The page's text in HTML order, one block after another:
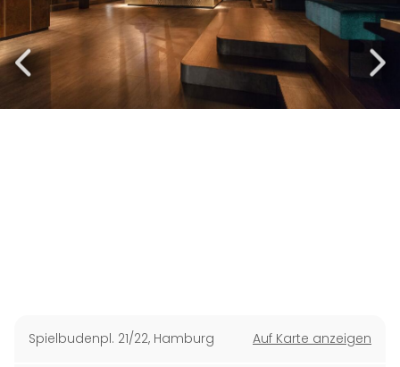
Spielbudenpl. 21/22, Hamburg Auf Karte anzeigen